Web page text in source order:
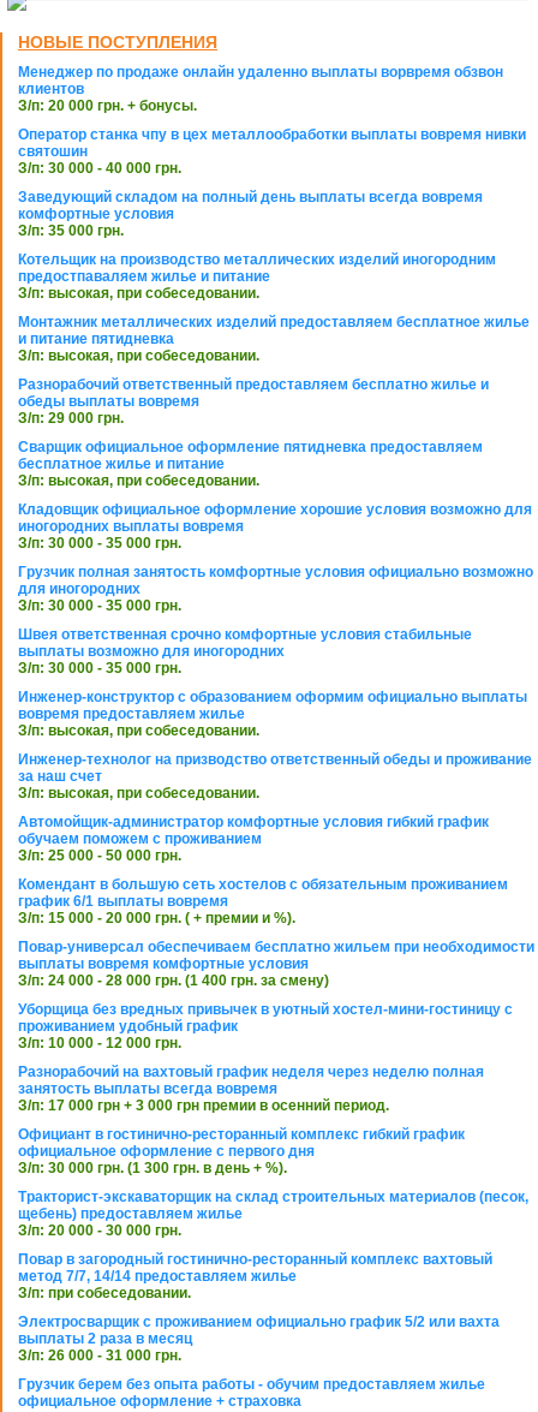
НОВЫЕ ПОСТУПЛЕНИЯ
Менеджер по продаже онлайн удаленно выплаты ворвремя обзвон
клиентов
З/п: 20 000 грн. + бонусы.
Оператор станка чпу в цех металлообработки выплаты вовремя нивки
святошин
З/п: 30 000 - 40 000 грн.
Заведующий складом на полный день выплаты всегда вовремя
комфортные условия
З/п: 35 000 грн.
Котельщик на производство металлических изделий иногородним
предостпаваляем жилье и питание
З/п: высокая, при собеседовании.
Монтажник металлических изделий предоставляем бесплатное жилье
и питание пятидневка
З/п: высокая, при собеседовании.
Разнорабочий ответственный предоставляем бесплатно жилье и
обеды выплаты вовремя
З/п: 29 000 грн.
Сварщик официальное оформление пятидневка предоставляем
бесплатное жилье и питание
З/п: высокая, при собеседовании.
Кладовщик официальное оформление хорошие условия возможно для
иногородних выплаты вовремя
З/п: 30 000 - 35 000 грн.
Грузчик полная занятость комфортные условия официально возможно
для иногородних
З/п: 30 000 - 35 000 грн.
Швея ответственная срочно комфортные условия стабильные
выплаты возможно для иногородних
З/п: 30 000 - 35 000 грн.
Инженер-конструктор с образованием оформим официально выплаты
вовремя предоставляем жилье
З/п: высокая, при собеседовании.
Инженер-технолог на призводство ответственный обеды и проживание
за наш счет
З/п: высокая, при собеседовании.
Автомойщик-администратор комфортные условия гибкий график
обучаем поможем с проживанием
З/п: 25 000 - 50 000 грн.
Комендант в большую сеть хостелов с обязательным проживанием
график 6/1 выплаты вовремя
З/п: 15 000 - 20 000 грн. ( + премии и %).
Повар-универсал обеспечиваем бесплатно жильем при необходимости
выплаты вовремя комфортные условия
З/п: 24 000 - 28 000 грн. (1 400 грн. за смену)
Уборщица без вредных привычек в уютный хостел-мини-гостиницу с
проживанием удобный график
З/п: 10 000 - 12 000 грн.
Разнорабочий на вахтовый график неделя через неделю полная
занятость выплаты всегда вовремя
З/п: 17 000 грн + 3 000 грн премии в осенний период.
Официант в гостинично-ресторанный комплекс гибкий график
официальное оформление с первого дня
З/п: 30 000 грн. (1 300 грн. в день + %).
Тракторист-экскаваторщик на склад строительных материалов (песок,
щебень) предоставляем жилье
З/п: 20 000 - 30 000 грн.
Повар в загородный гостинично-ресторанный комплекс вахтовый
метод 7/7, 14/14 предоставляем жилье
З/п: при собеседовании.
Электросварщик с проживанием официально график 5/2 или вахта
выплаты 2 раза в месяц
З/п: 26 000 - 31 000 грн.
Грузчик берем без опыта работы - обучим предоставляем жилье
официальное оформление + страховка